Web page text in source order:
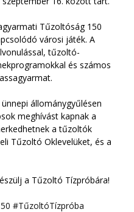
Tűzoltóság 150
városi játék. A
tűzoltó-
és számos
állománygyűlésen
meghívást kapnak a
a tűzoltók
Tűzoltó Oklevelüket, és a
a Tűzoltó Tízpróbára!
#TűzoltóTízpróba